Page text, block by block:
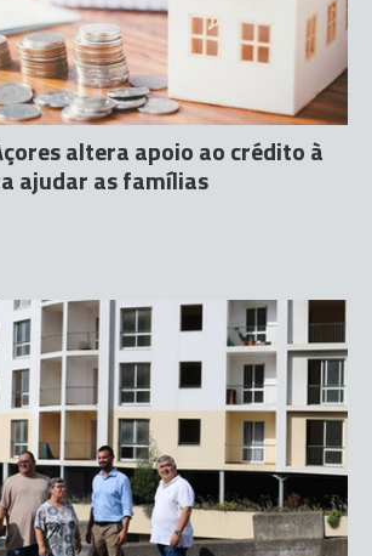
altera apoio ao crédito à
ajudar as famílias